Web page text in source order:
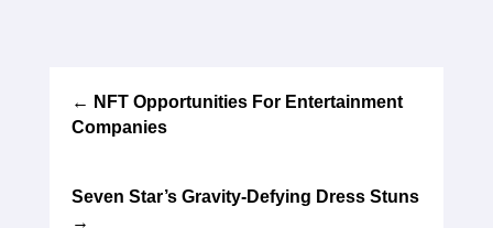
← NFT Opportunities For Entertainment
Companies
Seven Star’s Gravity-Defying Dress Stuns
→